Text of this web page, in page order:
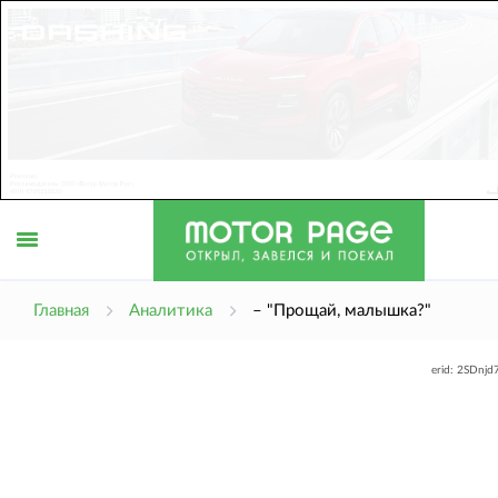
Главная Аналитика – "Прощай, малышка?"
erid: